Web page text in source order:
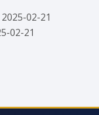
2025-02-21
02-21